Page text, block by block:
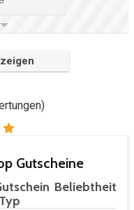
Gutscheine
Beliebtheit